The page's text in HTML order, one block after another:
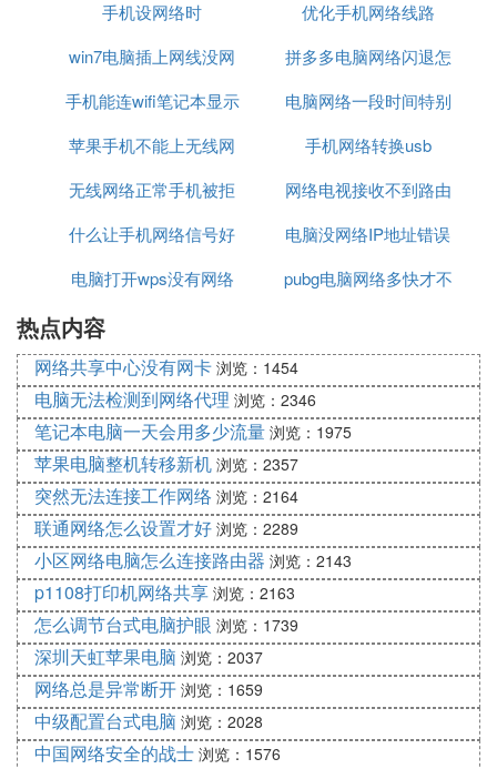
络
弱吗
手机设网络时
优化手机网络线路
win7电脑插上网线没网
络
拼多多电脑网络闪退怎
么办
手机能连wifi笔记本显示
无网络
电脑网络一段时间特别
卡
苹果手机不能上无线网
络连接电脑连接不上网
手机网络转换usb
无线网络正常手机被拒
绝接入
网络电视接收不到路由
器信号
什么让手机网络信号好
电脑没网络IP地址错误
电脑打开wps没有网络
pubg电脑网络多快才不
热点内容
网络共享中心没有网卡 浏览：1454
电脑无法检测到网络代理 浏览：2346
笔记本电脑一天会用多少流量 浏览：1975
苹果电脑整机转移新机 浏览：2357
突然无法连接工作网络 浏览：2164
联通网络怎么设置才好 浏览：2289
小区网络电脑怎么连接路由器 浏览：2143
p1108打印机网络共享 浏览：2163
怎么调节台式电脑护眼 浏览：1739
深圳天虹苹果电脑 浏览：2037
网络总是异常断开 浏览：1659
中级配置台式电脑 浏览：2028
中国网络安全的战士 浏览：1576